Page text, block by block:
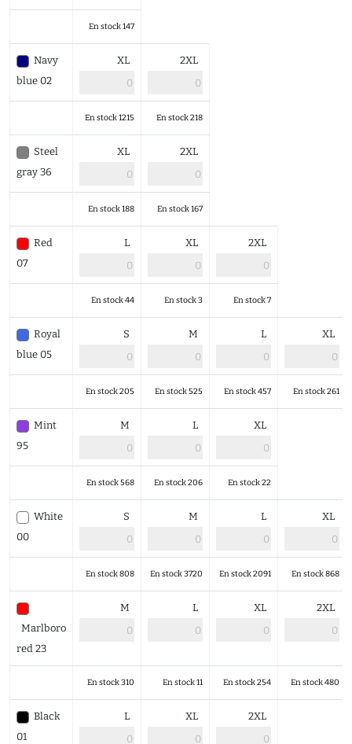
En stock 147
Navy
blue 02
XL 2XL
En stock 1215 En stock 218
Steel
gray 36
XL 2XL
En stock 188 En stock 167
Red
07
L XL 2XL
En stock 44 En stock 3 En stock 7
Royal
blue 05
S M L XL
En stock 205 En stock 525 En stock 457 En stock 261
Mint
95
M L XL
En stock 568 En stock 206 En stock 22
White
00
S M L XL
En stock 808 En stock 3720 En stock 2091 En stock 868
Marlboro
red 23
M L XL 2XL
En stock 310 En stock 11 En stock 254 En stock 480
Black
01
L XL 2XL